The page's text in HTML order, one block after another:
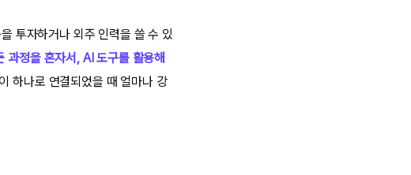
투자하거나 외주 인력을 쓸 수 있
과정을 혼자서, AI 도구를 활용해
하나로 연결되었을 때 얼마나 강